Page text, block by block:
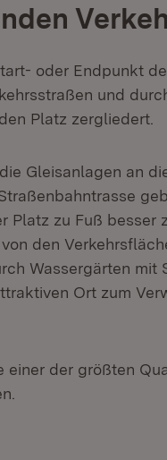
oder Endpunkt
und
Platz zergliedert.
Gleisanlagen an
Platz zu Fuß besser
den
Wassergärten mit
Ort zum
einer der größten